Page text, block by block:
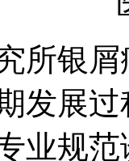
所银
发展
业规